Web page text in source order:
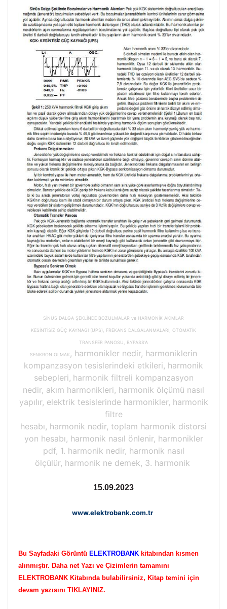
SİNÜS DALGA ŞEKLİNDE BOZULMALAR ve HARMONİK AKIMLAR
KESİNTİSİZ GÜÇ KAYNAGI (UPS), FREKANS DALGALANMALARI, OTOMATİK
TRANSFER PANOSU, BYPASS'A
SENKRON OLMAK, harmonikler nedir, harmoniklerin
kompanzasyon tesislerindeki etkileri, harmonik
sebepleri, harmonik filtreli kompanzasyon
nedir, akım harmonikleri, harmonik ölçümü nasıl
yapılır, elektrik tesislerinde harmonikler, harmonik
filtre
hesabı, harmonik nedir, toplam harmonik distorsi
yon hesabı, harmonik nasıl önlenir, harmonikler
pdf, 1. harmonik nedir, harmonik nasıl
ölçülür, harmonik ne demek, 3. harmonik
15.09.2023
www.elektrobank.com.tr
Bu Sayfadaki Görüntü ELEKTROBANK kitabından kısmen
alınmıştır. Daha net Yazı ve Çizimlerin tamamını
ELEKTROBANK Kitabında bulabilirsiniz, Kitap temini için
devam yazısını TIKLAYINIZ.